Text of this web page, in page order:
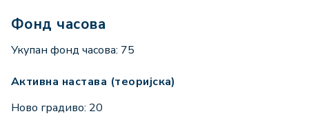
Фонд часова
Укупан фонд часова: 75
Активна настава (теоријска)
Ново градиво: 20